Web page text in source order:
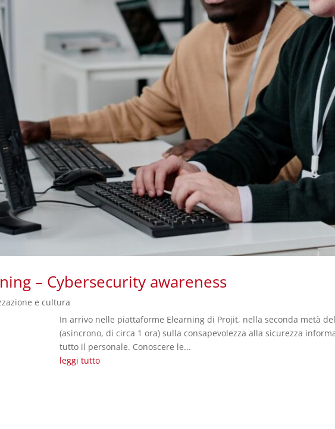
– Cybersecurity awareness
e cultura
In arrivo nelle piattaforme Elearning di Projit, nella seconda metà
(asincrono, di circa 1 ora) sulla consapevolezza alla sicurezza
tutto il personale. Conoscere le...
leggi tutto